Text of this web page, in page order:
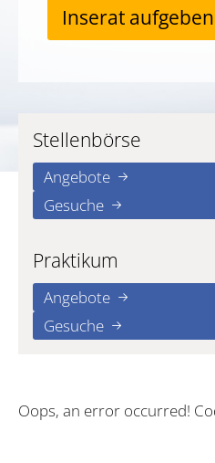
Inserat aufgeben
Stellenbörse
Angebote
Gesuche
Praktikum
Angebote
Gesuche
Oops, an error occurred!